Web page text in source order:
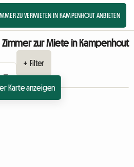
ZU VERMIETEN IN KAMPENHOUT ANBIETEN
Zimmer zur Miete in Kampenhout
+ Filter
Karte anzeigen